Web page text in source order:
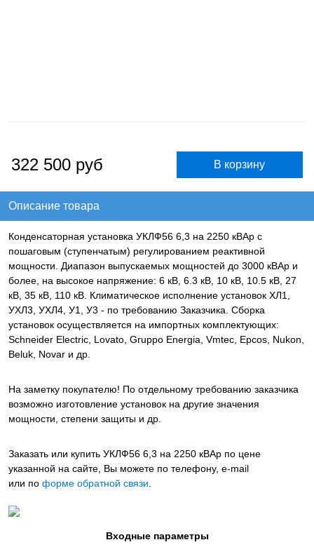
322 500 руб
Описание товара
Конденсаторная установка УКЛФ56 6,3 на 2250 кВАр с
пошаговым (ступенчатым) регулированием реактивной
мощности. Диапазон выпускаемых мощностей до 3000 кВАр и
более, на высокое напряжение: 6 кВ, 6.3 кВ, 10 кВ, 10.5 кВ, 27
кВ, 35 кВ, 110 кВ. Климатическое исполнение установок ХЛ1,
УХЛ3, УХЛ4, У1, У3 - по требованию Заказчика. Сборка
установок осуществляется на импортных комплектующих:
Schneider Electric, Lovato, Gruppo Energia, Vmtec, Epcos, Nukon,
Beluk, Novar и др.
На заметку покупателю! По отдельному требованию заказчика
возможно изготовление установок на другие значения
мощности, степени защиты и др.
Заказать или купить УКЛФ56 6,3 на 2250 кВАр по цене
указанной на сайте, Вы можете по телефону, e-mail
или по форме обратной связи.
Входные параметры